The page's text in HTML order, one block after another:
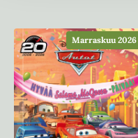
e
e
n
h
t
e
e
n
Marraskuu 2026